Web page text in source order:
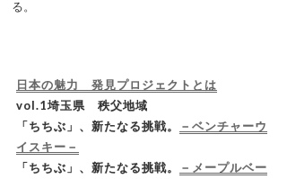
る。
日本の魅力 発見プロジェクトとは
vol.1埼玉県 秩父地域
「ちちぶ」、新たなる挑戦。
－ベンチャーウ
イスキー－
「ちちぶ」、新たなる挑戦。
－メープルベー